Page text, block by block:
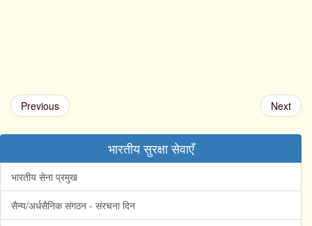
Previous Next
भारतीय सुरक्षा सेवाएँ
भारतीय सेना प्रमुख
सैन्य/अर्धसैनिक संगठन - संरचना दिन